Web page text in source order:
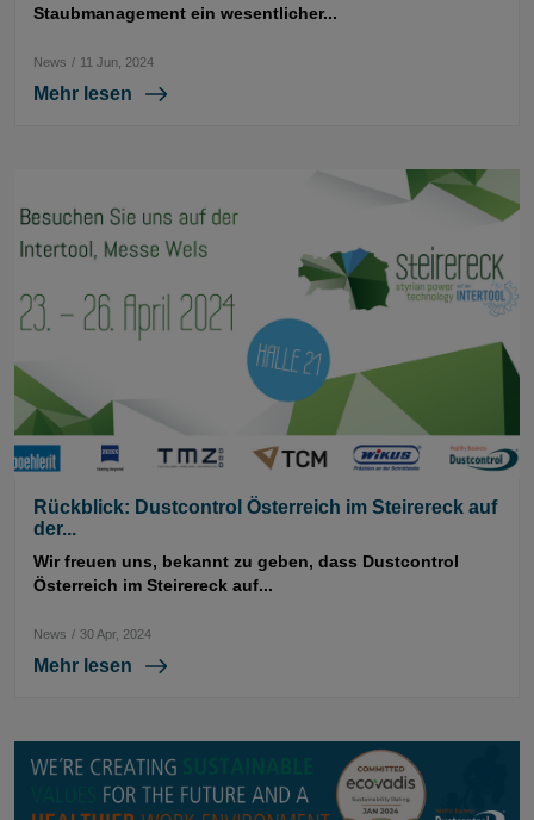
Staubmanagement ein wesentlicher...
News / 11 Jun, 2024
Mehr lesen
Rückblick: Dustcontrol Österreich im Steirereck auf
der...
Wir freuen uns, bekannt zu geben, dass Dustcontrol
Österreich im Steirereck auf...
News / 30 Apr, 2024
Mehr lesen